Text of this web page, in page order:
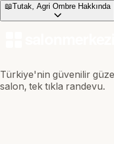
📖Tutak, Agri Ombre Hakkında
Türkiye'nin güvenilir
salon, tek tıkla randevu.